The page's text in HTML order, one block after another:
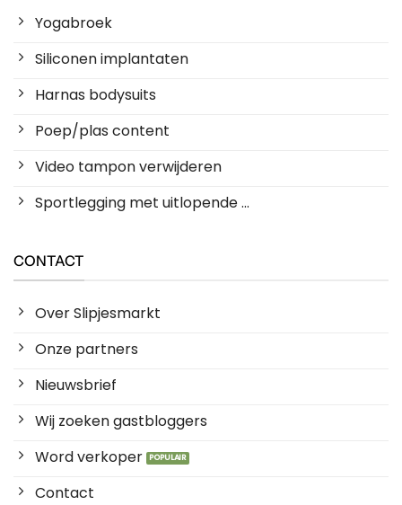
Yogabroek
Siliconen implantaten
Harnas bodysuits
Poep/plas content
Video tampon verwijderen
Sportlegging met uitlopende ...
CONTACT
Over Slipjesmarkt
Onze partners
Nieuwsbrief
Wij zoeken gastbloggers
Word verkoper
Contact